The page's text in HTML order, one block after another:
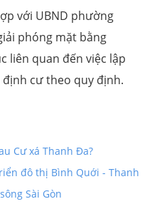
với UBND phường
phóng mặt bằng
liên quan đến việc lập
cư theo quy định.
Cư xá Thanh Đa?
đô thị Bình Quới - Thanh
Sài Gòn